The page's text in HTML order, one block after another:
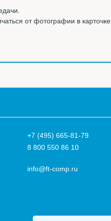
от фотографии в карточке
+7 (495) 665-81-79
8 800 550 86 10
info@ft-comp.ru